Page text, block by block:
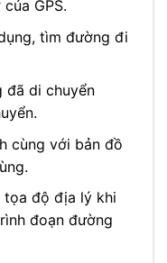
GPS.
tìm đường đi
đã di chuyển
cùng với bản đồ
tọa độ địa lý khi
đoạn đường